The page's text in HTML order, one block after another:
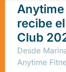
Anytime
recibe
Club
Desde
Anytime